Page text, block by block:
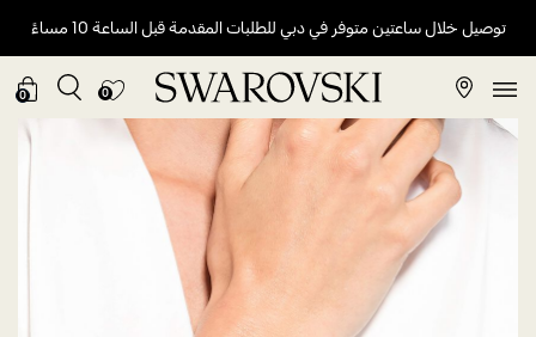
توصيل خلال ساعتين متوفر في دبي للطلبات المقدمة قبل الساعة 10 مساءً
0
0